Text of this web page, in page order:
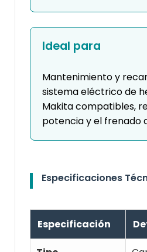
Ideal para
Mantenimiento y
sistema eléctrico de
Makita compatibles,
potencia y el frenado
Especificaciones
Especificación